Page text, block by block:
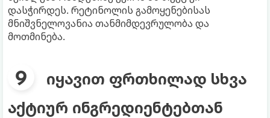
დასჭირდეს. რეტინოლის გამოყენებისას
მნიშვნელოვანია თანმიმდევრულობა და
მოთმინება.
იყავით ფრთხილად სხვა
აქტიურ ინგრედიენტებთან